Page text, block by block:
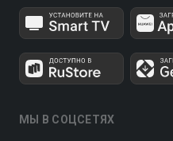
МЫ В СОЦСЕТЯХ